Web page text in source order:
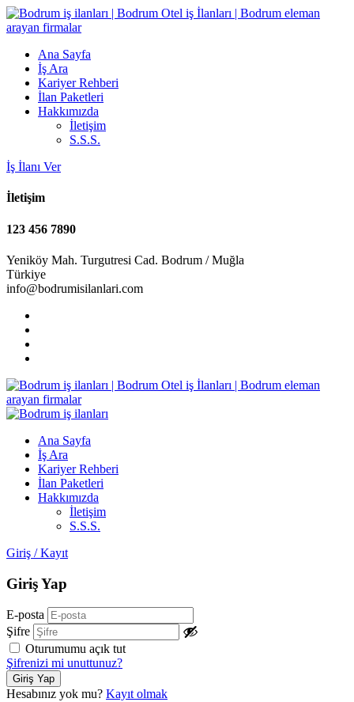
Ana Sayfa
İş Ara
Kariyer Rehberi
İlan Paketleri
Hakkımızda
İletişim
S.S.S.
İş İlanı Ver
İletişim
123 456 7890
Yeniköy Mah. Turgutresi Cad. Bodrum / Muğla
Türkiye
info@bodrumisilanlari.com
Ana Sayfa
İş Ara
Kariyer Rehberi
İlan Paketleri
Hakkımızda
İletişim
S.S.S.
Giriş / Kayıt
Giriş Yap
E-posta
Şifre
Oturumumu açık tut
Şifrenizi mi unuttunuz?
Hesabınız yok mu? Kayıt olmak